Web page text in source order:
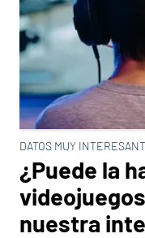
DATOS MUY
¿Puede la
nuestra